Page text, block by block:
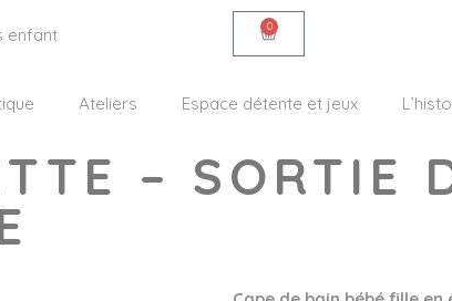
0
Ateliers Espace détente et jeux
– SORTIE